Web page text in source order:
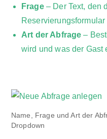
Frage– Der Text, den
Reservierungsformular
Art der Abfrage –
wird und was der Gast
Name, Frage und Art der
Dropdown